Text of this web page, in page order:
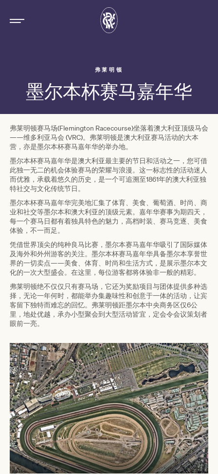
弗莱明顿
墨尔本杯赛马嘉年华
弗莱明顿赛马场(Flemington Racecourse)坐落着澳大利亚顶级马会
——维多利亚马会 (VRC)。弗莱明顿是澳大利亚赛马活动的大本
营，亦是墨尔本杯赛马嘉年华的举办地。
墨尔本杯赛马嘉年华是澳大利亚最主要的节日和活动之一，您可借
此独一无二的机会体验赛马的荣耀与浪漫。这一标志性的活动迷人
而优雅，承载着悠久的历史，是一个可追溯至1861年的澳大利亚独
特社交与文化传统节日。
墨尔本杯赛马嘉年华完美地汇集了体育、美食、葡萄酒、时尚、商
业和社交等墨尔本和澳大利亚的顶级元素。嘉年华赛事为期四天，
每一个赛马日都有着独具特色的魅力，高档时装、赛马竞逐、美食
体验，不一而足。
凭借世界顶尖的纯种良马比赛，墨尔本赛马嘉年华吸引了国际媒体
及海外和外州游客的关注。墨尔本杯赛马嘉年华具备墨尔本享誉世
界的一切卖点——美食、体育、时尚和生活方式，是展示墨尔本文
化的一次大型盛会。在这里，每位游客都将体验非一般的精彩。
弗莱明顿绝不仅仅只有赛马场，它还为奖励项目与团体提供多种选
择，无论一年何时，都能举办集趣味性和创意于一体的活动，让宾
客留下独特而难忘的回忆。弗莱明顿距墨尔本中央商务区仅6公
里，地处优越，承办小型聚会到大型活动皆宜，定会令会议策划者
眼前一亮。